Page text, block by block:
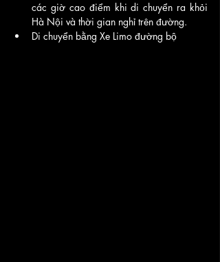
các giờ cao điểm khi di chuyển ra khỏi
Hà Nội và thời gian nghỉ trên đường.
Di chuyển bằng Xe Limo đường bộ